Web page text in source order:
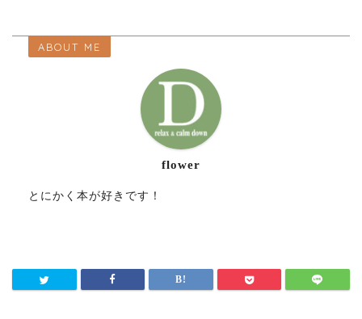
ABOUT ME
flower
とにかく本が好きです！